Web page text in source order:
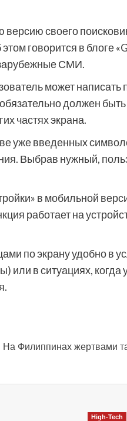
своего
говорится в блоге
СМИ.
может написать
должен
частях экрана.
уже введенных
Выбрав нужный,
в мобильной
работает на
по экрану удобно в
или в ситуациях, когда
На Филиппинах жертвами
High-Tech